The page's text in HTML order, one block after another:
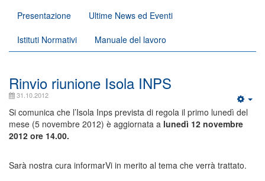
Presentazione Ultime News ed Eventi
Istituti Normativi Manuale del lavoro
Rinvio riunione Isola INPS
31.10.2012
Si comunica che l’Isola Inps prevista di regola il primo lunedì del
mese (5 novembre 2012) è aggiornata a lunedì 12 novembre
2012 ore 14.00.
Sarà nostra cura informarVi in merito al tema che verrà trattato.